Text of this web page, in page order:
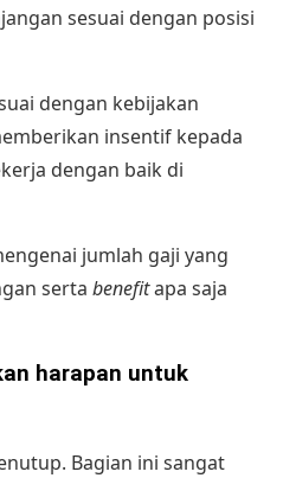
sesuai dengan posisi
dengan kebijakan
insentif kepada
dengan baik di
jumlah gaji yang
serta benefitapa saja
harapan untuk
Bagian ini sangat